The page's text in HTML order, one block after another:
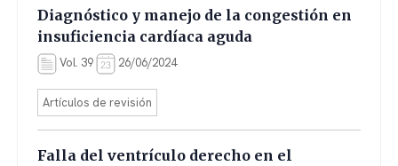
Diagnóstico y manejo de la congestión en
insuficiencia cardíaca aguda
Vol. 39 26/06/2024
Artículos de revisión
Falla del ventrículo derecho en el